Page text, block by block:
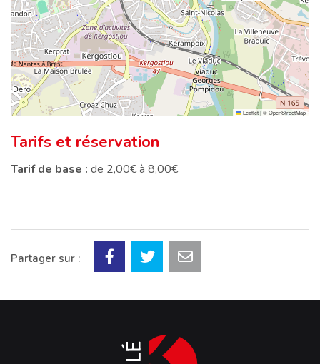
Leaflet|©OpenStreetMap
Tarifs et réservation
Tarif de base : de 2,00€ à 8,00€
Partager sur :